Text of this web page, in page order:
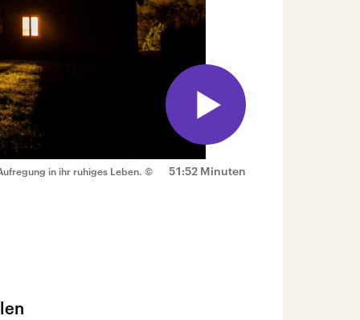
51:52 Minuten
in ihr ruhiges Leben. ©